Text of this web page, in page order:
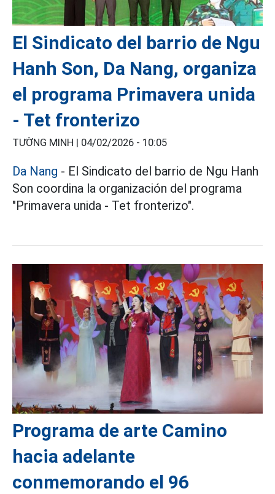
El Sindicato del barrio de Ngu
Hanh Son, Da Nang, organiza
el programa Primavera unida
- Tet fronterizo
TƯỜNG MINH | 04/02/2026 - 10:05
Da Nang - El Sindicato del barrio de Ngu Hanh
Son coordina la organización del programa
"Primavera unida - Tet fronterizo".
Programa de arte Camino
hacia adelante
conmemorando el 96